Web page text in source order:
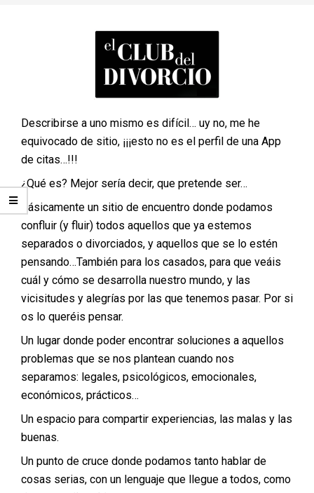
Describirse a uno mismo es difícil… uy no, me he
equivocado de sitio, ¡¡¡esto no es el perfil de una App
de citas…!!!
¿Qué es? Mejor sería decir, que pretende ser…
Básicamente un sitio de encuentro donde podamos
confluir (y fluir) todos aquellos que ya estemos
separados o divorciados, y aquellos que se lo estén
pensando…También para los casados, para que veáis
cuál y cómo se desarrolla nuestro mundo, y las
vicisitudes y alegrías por las que tenemos pasar. Por si
os lo queréis pensar.
Un lugar donde poder encontrar soluciones a aquellos
problemas que se nos plantean cuando nos
separamos: legales, psicológicos, emocionales,
económicos, prácticos…
Un espacio para compartir experiencias, las malas y las
buenas.
Un punto de cruce donde podamos tanto hablar de
cosas serias, con un lenguaje que llegue a todos, como